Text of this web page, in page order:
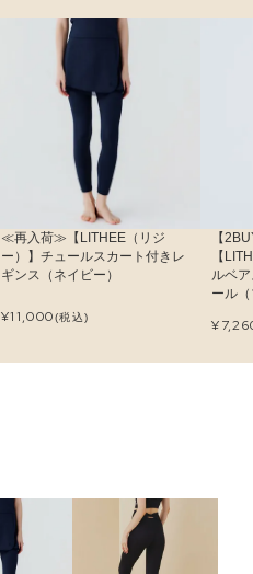
≪再入荷≫【LITHEE（リジ
ー）】チュールスカート付きレ
ギンス（ネイビー）
¥11,000(税込)
【
【
ルベ
ール
¥